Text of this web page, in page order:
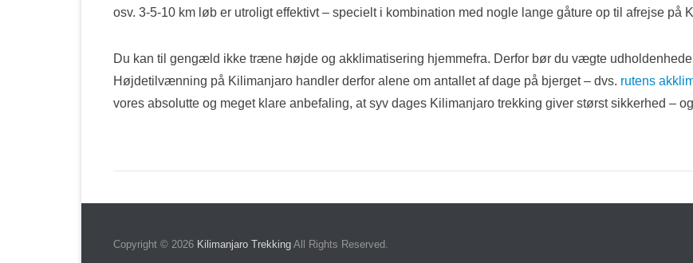
osv. 3-5-10 km løb er utroligt effektivt – specielt i kombination med nogle lange gåture op til afrejse på
Du kan til gengæld ikke træne højde og akklimatisering hjemmefra. Derfor bør du vægte
Højdetilvænning på Kilimanjaro handler derfor alene om antallet af dage på bjerget – dvs. rutens
vores absolutte og meget klare anbefaling, at syv dages Kilimanjaro trekking giver størst sikkerhed –
Copyright © 2026 Kilimanjaro Trekking All Rights Reserved.